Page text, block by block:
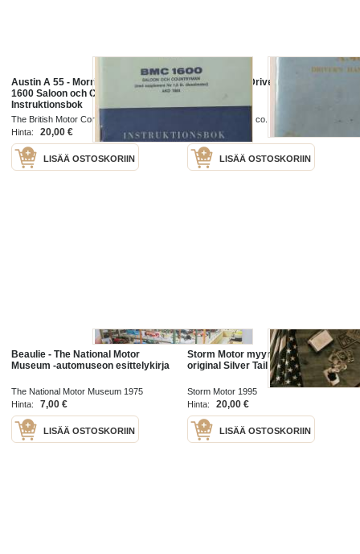
Austin A 55 - Morris Oxford - BMC
1600 Saloon och Countryman -
Instruktionsbok
The British Motor Corporation Limited
1967
Hinta: 20,00 €
LISÄÄ OSTOSKORIIN
Austin A.40 - Driver´s Handbook
The Austin Motor co. ltd.
Hinta:
5,00 €
LISÄÄ OSTOSKORIIN
Beaulie - The National Motor
Museum -automuseon esittelykirja
The National Motor Museum 1975
Hinta:
7,00 €
LISÄÄ OSTOSKORIIN
Storm Motor myyntikatalogi: The
original Silver Tail Custom Pipes
Storm Motor 1995
Hinta:
20,00 €
LISÄÄ OSTOSKORIIN